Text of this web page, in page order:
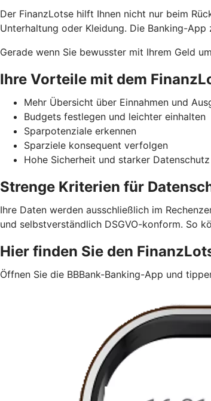
Der FinanzLotse hilft Ihnen nicht nur beim
Unterhaltung oder Kleidung. Die Banking-
Gerade wenn Sie bewusster mit Ihrem Geld
Ihre Vorteile mit dem
Mehr Übersicht über Einnahmen und
Budgets festlegen und leichter einhalten
Sparpotenziale erkennen
Sparziele konsequent verfolgen
Hohe Sicherheit und starker Datenschutz
Strenge Kriterien für
Ihre Daten werden ausschließlich im
und selbstverständlich DSGVO-konform. So
Hier finden Sie den
Öffnen Sie die BBBank-Banking-App und